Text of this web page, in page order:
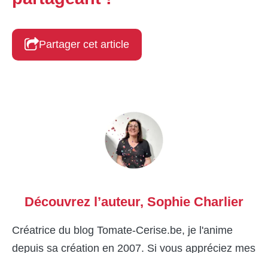
Partager cet article
Découvrez l’auteur, Sophie Charlier
Créatrice du blog Tomate-Cerise.be, je l'anime
depuis sa création en 2007. Si vous appréciez mes